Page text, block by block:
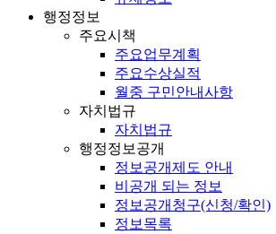
행정정보
주요시책
주요업무계획
주요수상실적
월중 구민안내사항
자치법규
자치법규
행정정보공개
정보공개제도 안내
비공개 되는 정보
정보공개청구(신청/확인)
정보목록